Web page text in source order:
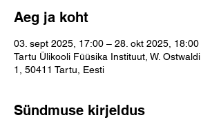
Aeg ja koht
03. sept 2025, 17:00 – 28. okt 2025, 18:00
Tartu Ülikooli Füüsika Instituut, W. Ostwaldi
1, 50411 Tartu, Eesti
Sündmuse kirjeldus